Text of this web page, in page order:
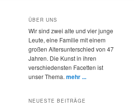
ÜBER UNS
Wir sind zwei alte und vier junge
Leute, eine Familie mit einem
großen Altersunterschied von 47
Jahren. Die Kunst in ihren
verschiedensten Facetten ist
unser Thema.mehr ...
NEUESTE BEITRÄGE